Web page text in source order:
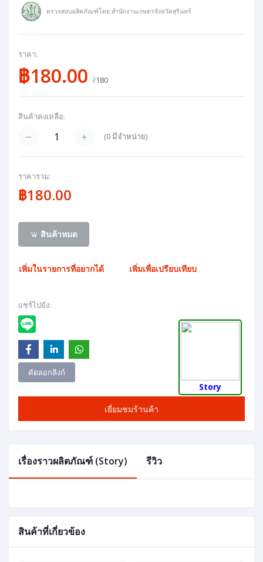
ตรวจสอบผลิตภัณฑ์โดย:สำนักงานเกษตรจังหวัดสุรินทร์
ราคา:
฿180.00 /180
สินค้าคงเหลือ:
(0มีจำหน่าย)
ราคารวม:
฿180.00
สินค้าหมด
เพิ่มในรายการที่อยากได้ เพิ่มเพื่อเปรียบเทียบ
แชร์ไปยัง:
คัดลอกลิงก์
เยี่ยมชมร้านค้า
Story
เรื่องราวผลิตภัณฑ์ (Story) รีวิว
สินค้าที่เกี่ยวข้อง